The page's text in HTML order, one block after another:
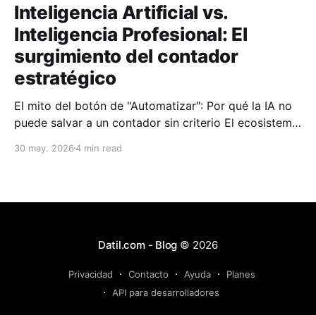
Inteligencia Artificial vs.
Inteligencia Profesional: El
surgimiento del contador
estratégico
El mito del botón de "Automatizar": Por qué la IA no
puede salvar a un contador sin criterio El ecosistema
últimos meses, la narrativa corporativa se ha
30 may. 20264 min read
Datil.com - Blog © 2026
Privacidad Contacto Ayuda
Planes
API para desarrolladores